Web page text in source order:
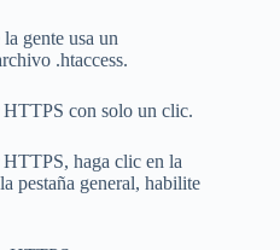
gente usa un
.htaccess.
con solo un clic.
haga clic en la
pestaña general, habilite